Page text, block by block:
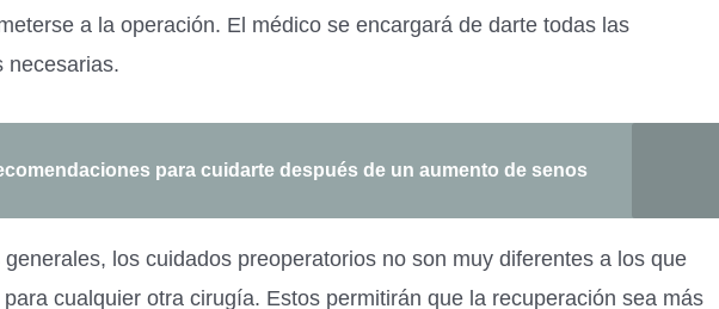
a la operación. El médico se encargará de darte todas las
necesarias.
para cuidarte después de un aumento de senos
generales, los cuidados preoperatorios no son muy diferentes a los que
cualquier otra cirugía. Estos permitirán que la recuperación sea más